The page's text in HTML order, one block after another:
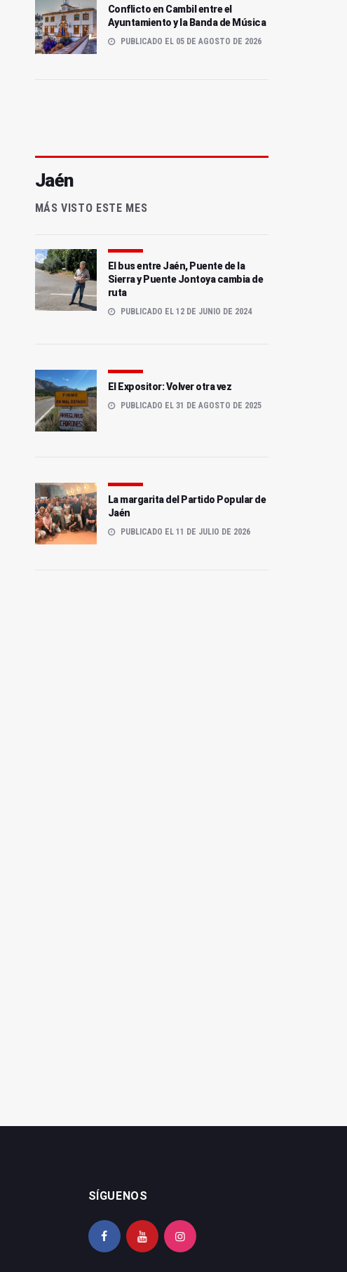
Conflicto en Cambil entre el
Ayuntamiento y la Banda de Música
PUBLICADO EL 05 DE AGOSTO DE 2026
Jaén
MÁS VISTO ESTE MES
El bus entre Jaén, Puente de la
Sierra y Puente Jontoya cambia de
ruta
PUBLICADO EL 12 DE JUNIO DE 2024
El Expositor: Volver otra vez
PUBLICADO EL 31 DE AGOSTO DE 2025
La margarita del Partido Popular de
Jaén
PUBLICADO EL 11 DE JULIO DE 2026
SÍGUENOS